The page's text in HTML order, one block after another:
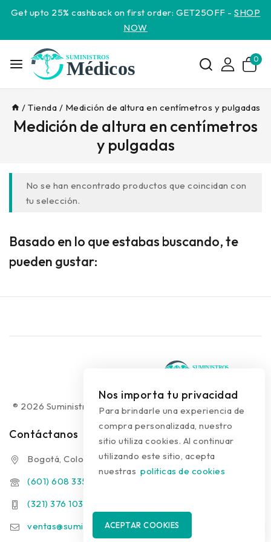
Get upto 25% cashback on first order: GET25OFF -SHOP
NOW
0
/ Tienda / Medición de altura en centímetros y pulgadas
Medición de altura en centímetros
y pulgadas
No se han encontrado productos que coincidan con
tu selección.
Basado en lo que estabas buscando, te
pueden gustar:
® 2026 Suministros Médicos Diseño web: colguía.com.co
Contáctanos
Bogotá, Colombia
(601) 608 3354
(321) 376 1031 - (313) 289 9910
ventas@suministrosmedicos.co
Nos importa tu privacidad
Para brindarle una experiencia de
compra personalizada, nuestro
sitio utiliza cookies. Al continuar
utilizando este sitio, acepta
nuestras politicas de cookies
ACEPTAR COOKIES